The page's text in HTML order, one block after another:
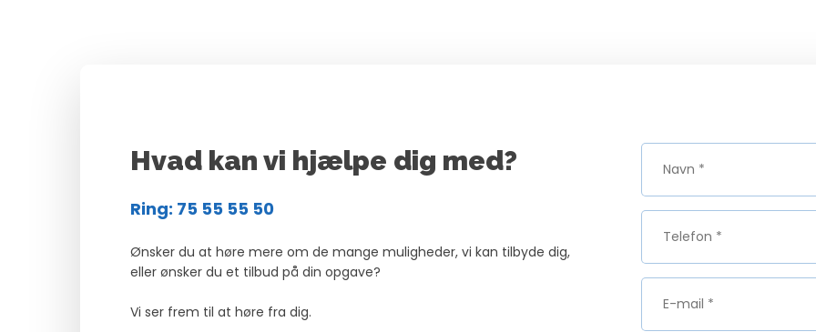
Hvad kan vi hjælpe dig med?
Ring: 75 55 55 50
Ønsker du at høre mere om de mange muligheder, vi kan tilbyde dig,
eller ønsker du et tilbud på din opgave?
Vi ser frem til at høre fra dig.